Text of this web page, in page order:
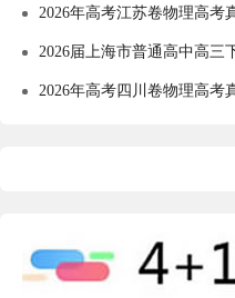
2026年高考江苏卷物理高考
2026届上海市普通高中高三
2026年高考四川卷物理高考